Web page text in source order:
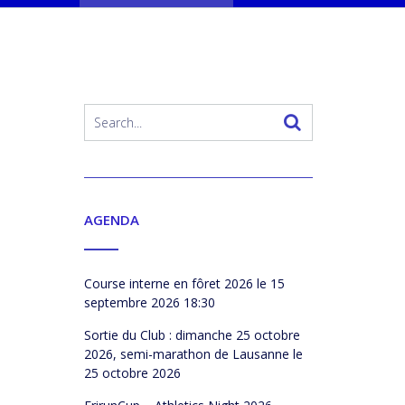
AGENDA
Course interne en fôret 2026 le 15
septembre 2026 18:30
Sortie du Club : dimanche 25 octobre
2026, semi-marathon de Lausanne le
25 octobre 2026